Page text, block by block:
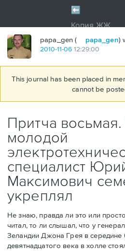
papa_gen ( papa_gen)
2010-11-06 12:29:00
This journal has been placed in
cannot be
Притча восьмая.
молодой
специалист
Максимович
укреплял
Не знаю, правда ли это или
читал, то ли слышал, что у
Зеландии Джона Грея в середине
девятнадцатого века в холле